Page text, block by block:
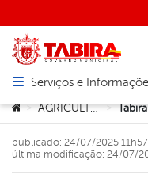
Abrir menu principal de
Serviços e
Você está aqui:
> AGRICULTURA >
publicado: 24/07/2025
última modificação: 24/07/